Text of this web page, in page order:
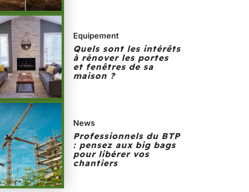
Equipement
Quels sont les intérêts
à rénover les portes
et fenêtres de sa
maison ?
News
Professionnels du BTP
: pensez aux big bags
pour libérer vos
chantiers